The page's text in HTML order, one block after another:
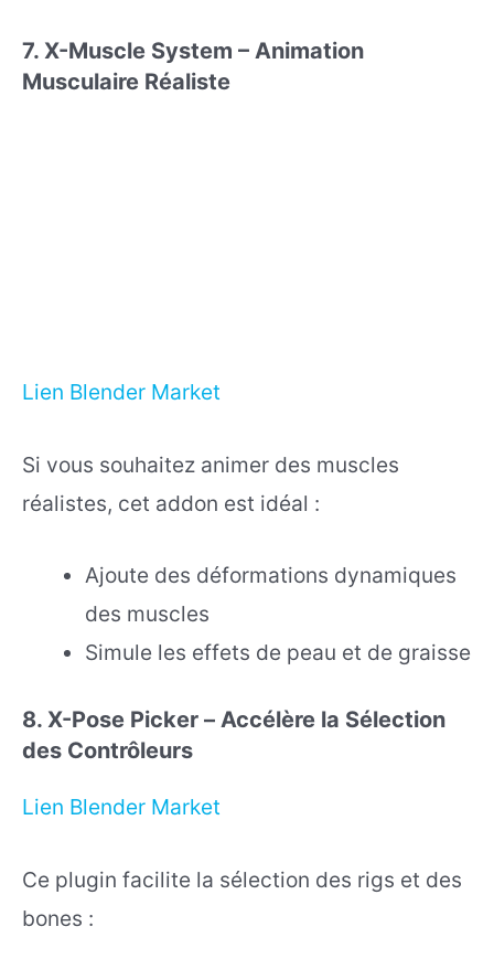
7. X-Muscle System – Animation
Musculaire Réaliste
Lien Blender Market
Si vous souhaitez animer des muscles
réalistes, cet addon est idéal :
Ajoute des déformations dynamiques
des muscles
Simule les effets de peau et de graisse
8. X-Pose Picker – Accélère la Sélection
des Contrôleurs
Lien Blender Market
Ce plugin facilite la sélection des rigs et des
bones :